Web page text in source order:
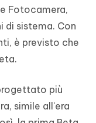
Fotocamera,
di sistema. Con
è previsto che
più
simile all'era